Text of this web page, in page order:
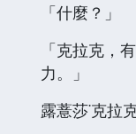
「什麼？」
「克拉克，
力。」
露薏莎˙克拉